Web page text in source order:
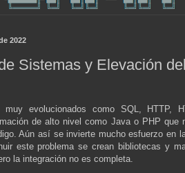
2022
Sistemas y Elevación
muy evolucionados como SQL, HTTP,
de alto nivel como Java o PHP que
Aún así se invierte mucho esfuerzo en
este problema se crean bibliotecas y
la integración no es completa.